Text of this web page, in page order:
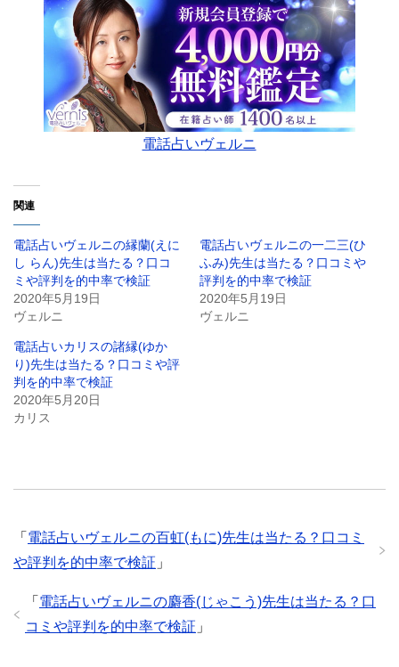
電話占いヴェルニ
関連
電話占いヴェルニの縁蘭(えに
し らん)先生は当たる？口コ
ミや評判を的中率で検証
2020年5月19日
ヴェルニ
電話占いヴェルニの一二三(ひ
ふみ)先生は当たる？口コミや
評判を的中率で検証
2020年5月19日
ヴェルニ
電話占いカリスの諸縁(ゆか
り)先生は当たる？口コミや評
判を的中率で検証
2020年5月20日
カリス
「 電話占いヴェルニの百虹(もに)先生は当たる？口コミ
や評判を的中率で検証 」
「 電話占いヴェルニの麝香(じゃこう)先生は当たる？口
コミや評判を的中率で検証 」